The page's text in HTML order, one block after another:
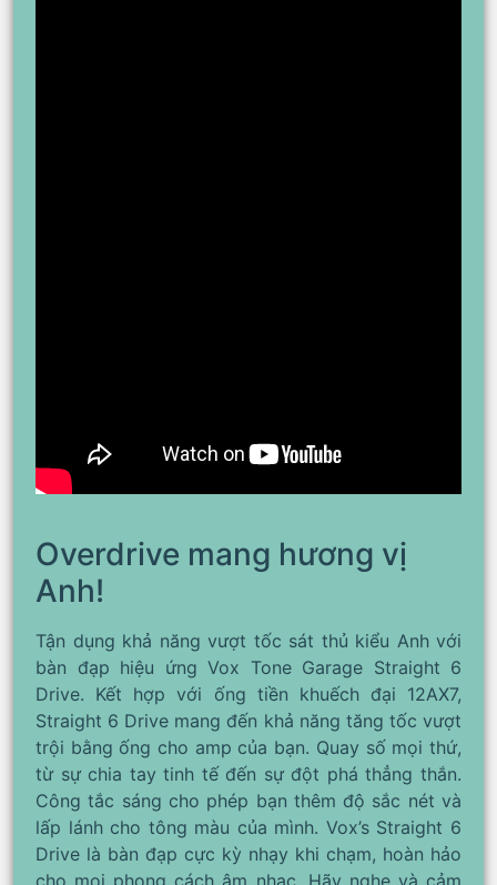
Overdrive mang hương vị
Anh!
Tận dụng khả năng vượt tốc sát thủ kiểu Anh với
bàn đạp hiệu ứng Vox Tone Garage Straight 6
Drive. Kết hợp với ống tiền khuếch đại 12AX7,
Straight 6 Drive mang đến khả năng tăng tốc vượt
trội bằng ống cho amp của bạn. Quay số mọi thứ,
từ sự chia tay tinh tế đến sự đột phá thẳng thắn.
Công tắc sáng cho phép bạn thêm độ sắc nét và
lấp lánh cho tông màu của mình. Vox’s Straight 6
Drive là bàn đạp cực kỳ nhạy khi chạm, hoàn hảo